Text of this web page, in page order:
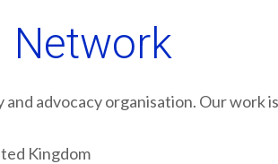
Network
advocacy organisation. Our work
Kingdom